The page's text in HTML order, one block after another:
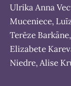
Ulrika Anna
Muceniece,
Terēze
Elizabete
Niedre, Alise